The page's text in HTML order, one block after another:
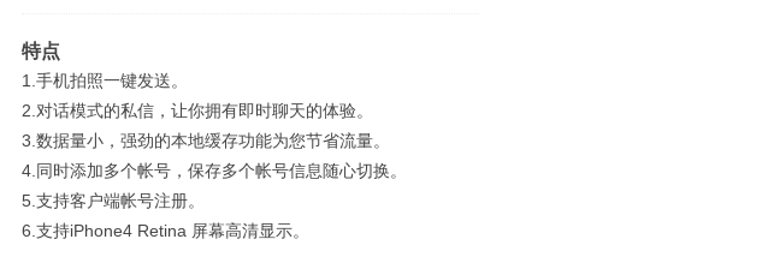
特点
1.手机拍照一键发送。
2.对话模式的私信，让你拥有即时聊天的体验。
3.数据量小，强劲的本地缓存功能为您节省流量。
4.同时添加多个帐号，保存多个帐号信息随心切换。
5.支持客户端帐号注册。
6.支持iPhone4 Retina 屏幕高清显示。